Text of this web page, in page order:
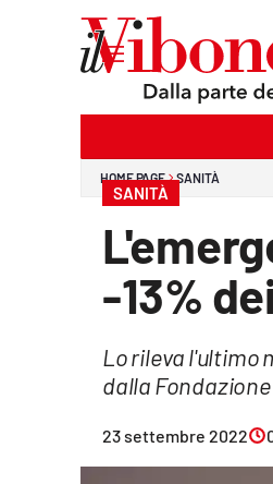
HOME PAGE SANITÀ
SANITÀ
-13%
Lo rileva l'ultimo
dalla
23 settembre 2022